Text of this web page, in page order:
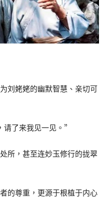
刘姥姥的幽默智慧、亲切可
请了来我见一见。”
所，甚至连妙玉修行的拢翠
的尊重，更源于根植于内心